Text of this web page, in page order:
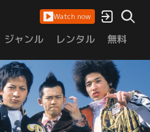
Watch now
ジャンル レンタル 無料